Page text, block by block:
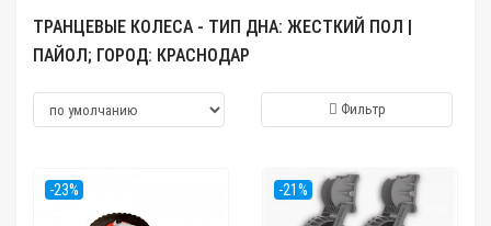
ТРАНЦЕВЫЕ КОЛЕСА - ТИП ДНА: ЖЕСТКИЙ ПОЛ |
ПАЙОЛ; ГОРОД: КРАСНОДАР
Фильтр
-23% -21%